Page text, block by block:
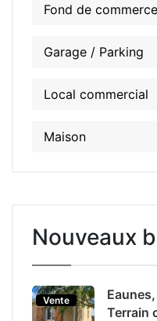
Fond de commerce
Garage / Parking
Local commercial
Maison
Nouveaux
Vente
Terrain